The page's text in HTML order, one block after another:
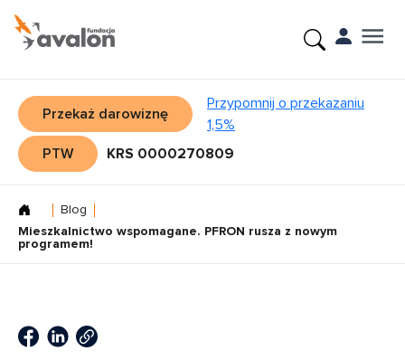
Przekaż darowiznę
Przypomnij o przekazaniu
1,5%
PTW
KRS 0000270809
Blog
Mieszkalnictwo wspomagane. PFRON rusza z nowym
programem!